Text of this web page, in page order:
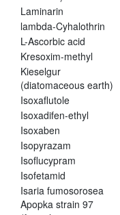
Laminarin
lambda-Cyhalothrin
L-Ascorbic acid
Kresoxim-methyl
Kieselgur
(diatomaceous earth)
Isoxaflutole
Isoxadifen-ethyl
Isoxaben
Isopyrazam
Isoflucypram
Isofetamid
Isaria fumosorosea
Apopka strain 97